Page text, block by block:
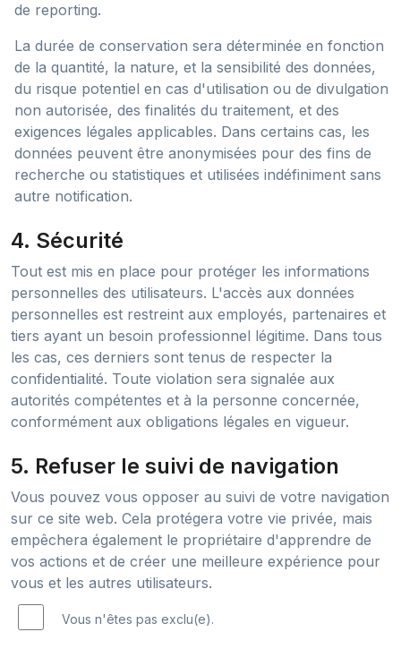
de reporting.
La durée de conservation sera déterminée en fonction
de la quantité, la nature, et la sensibilité des données,
du risque potentiel en cas d'utilisation ou de divulgation
non autorisée, des finalités du traitement, et des
exigences légales applicables. Dans certains cas, les
données peuvent être anonymisées pour des fins de
recherche ou statistiques et utilisées indéfiniment sans
autre notification.
4. Sécurité
Tout est mis en place pour protéger les informations
personnelles des utilisateurs. L'accès aux données
personnelles est restreint aux employés, partenaires et
tiers ayant un besoin professionnel légitime. Dans tous
les cas, ces derniers sont tenus de respecter la
confidentialité. Toute violation sera signalée aux
autorités compétentes et à la personne concernée,
conformément aux obligations légales en vigueur.
5. Refuser le suivi de navigation
Vous pouvez vous opposer au suivi de votre navigation
sur ce site web. Cela protégera votre vie privée, mais
empêchera également le propriétaire d'apprendre de
vos actions et de créer une meilleure expérience pour
vous et les autres utilisateurs.
Vous n'êtes pas exclu(e).